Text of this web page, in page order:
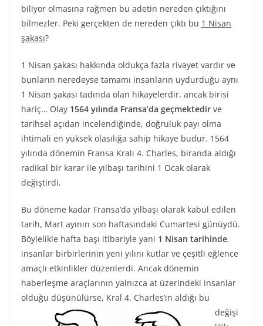
biliyor olmasına rağmen bu adetin nereden çıktığını
bilmezler. Peki gerçekten de nereden çıktı bu 1 Nisan
şakası?
1 Nisan şakası hakkında oldukça fazla rivayet vardır ve
bunların neredeyse tamamı insanların uydurduğu aynı
1 Nisan şakası tadında olan hikayelerdir, ancak birisi
hariç… Olay 1564 yılında Fransa’da geçmektedir ve
tarihsel açıdan incelendiğinde, doğruluk payı olma
ihtimali en yüksek olasılığa sahip hikaye budur. 1564
yılında dönemin Fransa Kralı 4. Charles, biranda aldığı
radikal bir karar ile yılbaşı tarihini 1 Ocak olarak
değiştirdi.
Bu döneme kadar Fransa’da yılbaşı olarak kabul edilen
tarih, Mart ayının son haftasındaki Cumartesi günüydü.
Böylelikle hafta başı itibariyle yani 1 Nisan tarihinde,
insanlar birbirlerinin yeni yılını kutlar ve çeşitli eğlence
amaçlı etkinlikler düzenlerdi. Ancak dönemin
haberleşme araçlarının yalnızca at üzerindeki insanlar
olduğu düşünülürse, Kral 4. Charles’ın aldığı bu
değişi